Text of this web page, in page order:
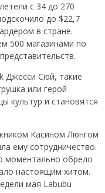
с 34 до 270
до $22,7
в стране.
500 магазинами по
Джесси Сюй, такие
или герой
культур и становятся
Касином Люнгом
ему сотрудничество.
моментально обрело
настоящим хитом.
мая Labubu